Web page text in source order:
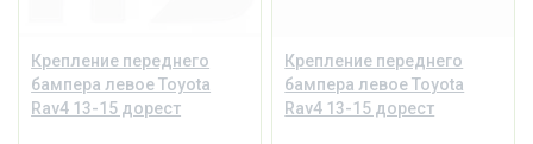
Крепление переднего
бампера левое Toyota
Rav4 13-15 дорест
Крепление переднего
бампера левое Toyota
Rav4 13-15 дорест